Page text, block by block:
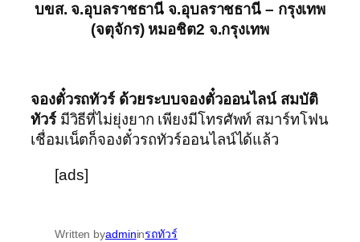
บขส. จ.อุบลราชธานี จ.อุบลราชธานี – กรุงเทพ
(จตุจักร) หมอชิต2 จ.กรุงเทพ
จองตั๋วรถทัวร์ ด้วยระบบจองตั๋วออนไลน์ สมบัติ
ทัวร์มีวิธีที่ไม่ยุ่งยาก เพียงมีโทรศัพท์ สมาร์ทโฟน
เชื่อมเน็ตก็จองตั๋วรถทัวร์ออนไลน์ได้แล้ว
[ads]
Written byadmininรถทัวร์